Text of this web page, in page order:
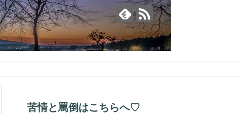
苦情と罵倒はこちらへ♡